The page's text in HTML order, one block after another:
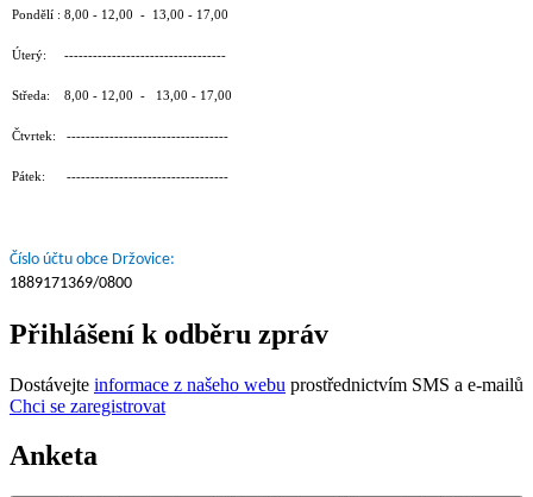
Pondělí : 8,00 - 12,00 - 13,00 - 17,00
Úterý: ----------------------------------
Středa: 8,00 - 12,00 - 13,00 - 17,00
Čtvrtek: ----------------------------------
Pátek: ----------------------------------
Číslo účtu obce Držovice:
1889171369/0800
Přihlášení k odběru zpráv
Dostávejte informace z našeho webu prostřednictvím SMS a e-mailů
Chci se zaregistrovat
Anketa